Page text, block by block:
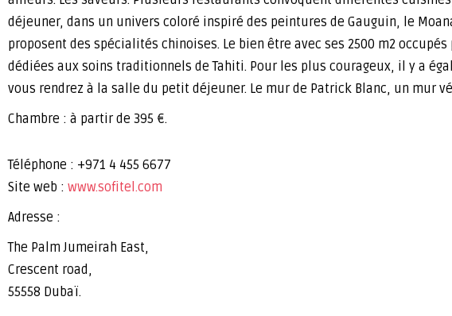
déjeuner, dans un univers coloré inspiré des peintures de Gauguin, le
proposent des spécialités chinoises. Le bien être avec ses 2500 m2
dédiées aux soins traditionnels de Tahiti. Pour les plus courageux, il y a
vous rendrez à la salle du petit déjeuner. Le mur de Patrick Blanc, un mur
Chambre : à partir de 395 €.
Téléphone : +971 4 455 6677
Site web : www.sofitel.com
Adresse :
The Palm Jumeirah East,
Crescent road,
55558 Dubaï.